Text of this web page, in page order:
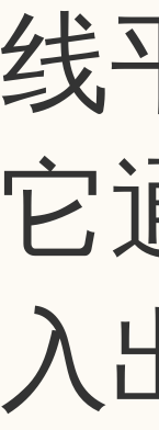
线
它
入